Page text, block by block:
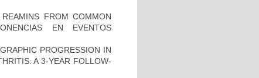
FROM COMMON
EN EVENTOS
PROGRESSION IN
A 3-YEAR FOLLOW-